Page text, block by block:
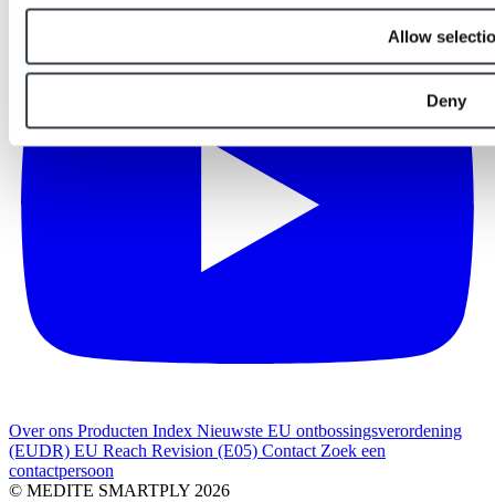
Allow
Deny
Over ons Producten Index Nieuwste EU ontbossingsverordening
(EUDR) EU Reach Revision (E05) Contact Zoek een
contactpersoon
© MEDITE SMARTPLY 2026